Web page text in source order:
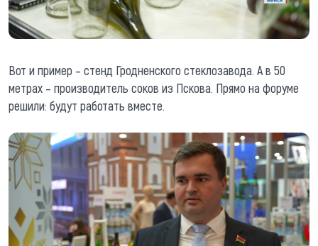
Вот и пример – стенд Гродненского стеклозавода. А в 50
метрах – производитель соков из Пскова. Прямо на форуме
решили: будут работать вместе.